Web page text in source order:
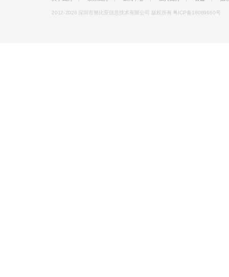
2012-2026 深圳市努比亚信息技术有限公司 版权所有 粤ICP备18069660号